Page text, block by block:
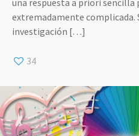
una respuesta a priori sencilla
extremadamente complicada.
investigación […]
34